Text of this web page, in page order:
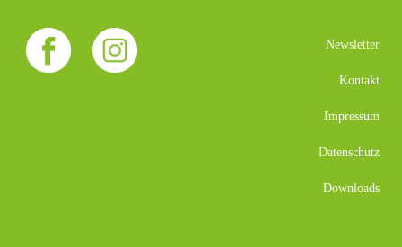
Newsletter
Kontakt
Impressum
Datenschutz
Downloads